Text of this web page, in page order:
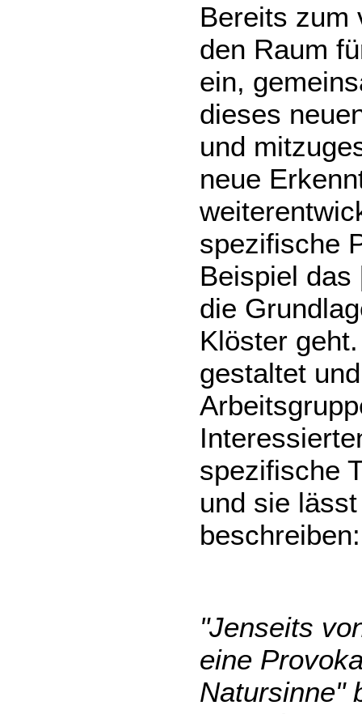
Bereits zum
den Raum
ein,
dieses
und
neue
spezifische
Beispiel
die
Klöster
gestaltet
spezifische
und sie
beschreiben:
"Jenseits
eine
Natursinne"